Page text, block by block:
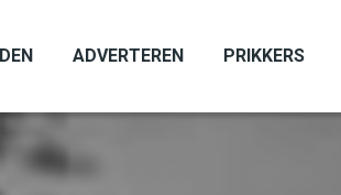
ADVERTEREN PRIKKERS